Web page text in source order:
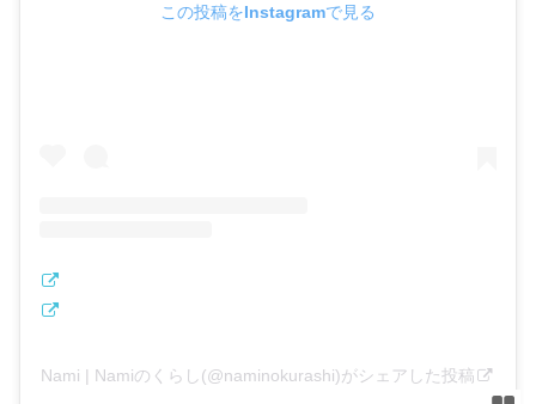
この投稿をInstagramで見る
Nami | Namiのくらし(@naminokurashi)がシェアした投稿